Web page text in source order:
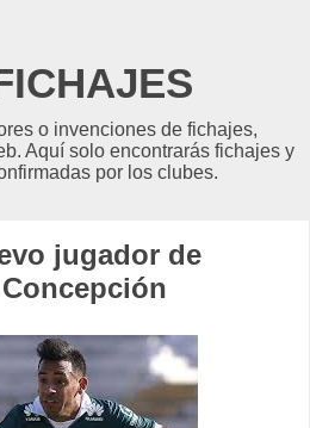
o invenciones de fichajes,
Aquí solo encontrarás fichajes y
por los clubes.
jugador de